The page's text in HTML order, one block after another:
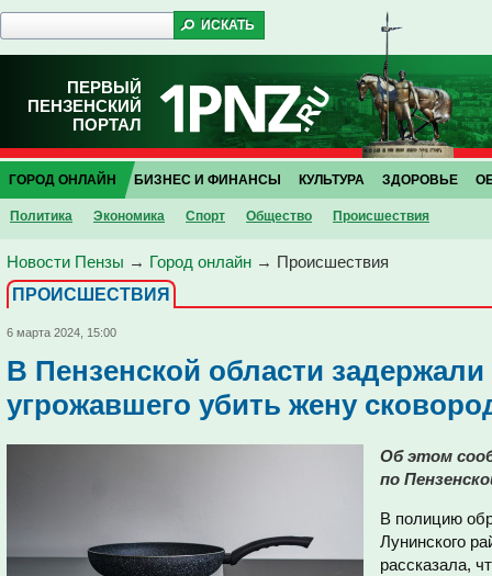
ПЕРВЫЙ
ПЕНЗЕНСКИЙ
ПОРТАЛ
ГОРОД ОНЛАЙН
Политика Экономика Спорт Общество Проиcшествия
БИЗНЕС И ФИНАНСЫ КУЛЬТУРА ЗДОРОВЬЕ
Новости Пензы → Город онлайн → Проиcшествия
ПРОИCШЕСТВИЯ
6 марта 2024, 15:00
В Пензенской области
угрожавшего убить жену
Об этом
по
В полицию
Лунинского
рассказала,